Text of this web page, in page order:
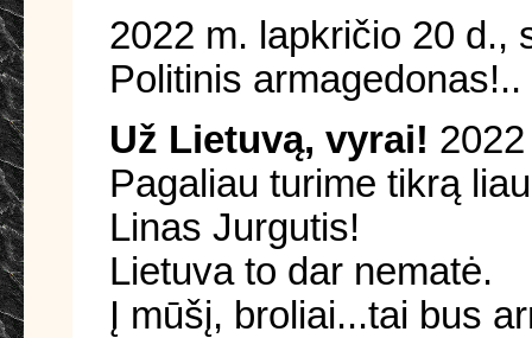
2022 m. lapkričio 20 d.,
Politinis armagedonas!..
Už Lietuvą, vyrai!
Pagaliau turime tikrą
Linas Jurgutis!
Lietuva to dar nematė.
Į mūšį, broliai...tai bus